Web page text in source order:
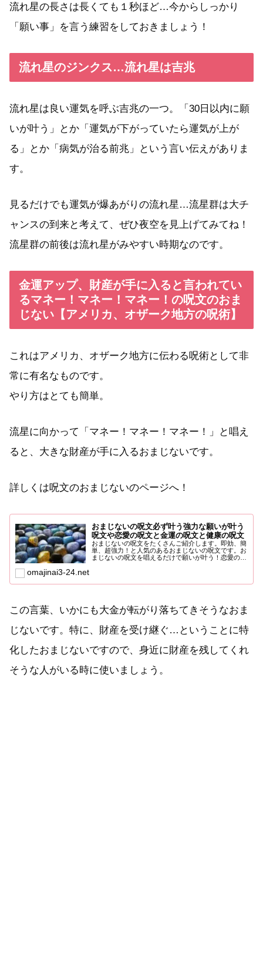
流れ星の長さは長くても１秒ほど…今からしっかり
「願い事」を言う練習をしておきましょう！
流れ星のジンクス…流れ星は吉兆
流れ星は良い運気を呼ぶ吉兆の一つ。「30日以内に願
いが叶う」とか「運気が下がっていたら運気が上が
る」とか「病気が治る前兆」という言い伝えがありま
す。
見るだけでも運気が爆あがりの流れ星…流星群は大チ
ャンスの到来と考えて、ぜひ夜空を見上げてみてね！
流星群の前後は流れ星がみやすい時期なのです。
金運アップ、財産が手に入ると言われてい
るマネー！マネー！マネー！の呪文のおま
じない【アメリカ、オザーク地方の呪術】
これはアメリカ、オザーク地方に伝わる呪術として非
常に有名なものです。
やり方はとても簡単。
流星に向かって「マネー！マネー！マネー！」と唱え
ると、大きな財産が手に入るおまじないです。
詳しくは呪文のおまじないのページへ！
おまじないの呪文必ず叶う強力な願いが叶う
呪文や恋愛の呪文と金運の呪文と健康の呪文
おまじないの呪文をたくさんご紹介します。即効、簡
単、超強力！と人気のあるおまじないの呪文です。お
まじないの呪文を唱えるだけで願いが叶う！恋愛の呪
omajinai3-24.net
この言葉、いかにも大金が転がり落ちてきそうなおま
じないです。特に、財産を受け継ぐ…ということに特
化したおまじないですので、身近に財産を残してくれ
そうな人がいる時に使いましょう。